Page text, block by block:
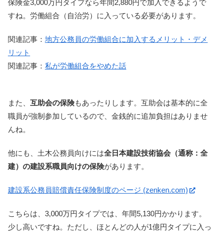
保険金3,000万円タイプなら年間2,880円で加入できるようで
すね。労働組合（自治労）に入っている必要があります。
関連記事： 地方公務員の労働組合に加入するメリット・デメ
リット
関連記事： 私が労働組合をやめた話
また、 互助会の保険もあったりします。互助会は基本的に全
職員が強制参加しているので、金銭的に追加負担はありませ
んね。
他にも、土木公務員向けには全日本建設技術協会（通称：全
建）の建設系職員向けの保険があります。
建設系公務員賠償責任保険制度のページ (zenken.com)
こちらは、3,000万円タイプでは、年間5,130円かかります。
少し高いですね。ただし、ほとんどの人が1億円タイプに入っ